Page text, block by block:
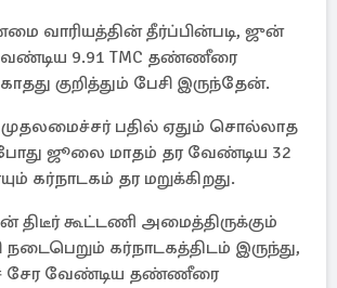
வாரியத்தின் தீர்ப்பின்படி, ஜுன்
9.91 TMC தண்ணீரை
குறித்தும் பேசி இருந்தேன்.
பதில் ஏதும் சொல்லாத
ஜூலை மாதம் தர வேண்டிய 32
கர்நாடகம் தர மறுக்கிறது.
திடீர் கூட்டணி அமைத்திருக்கும்
நடைபெறும் கர்நாடகத்திடம் இருந்து,
சேர வேண்டிய தண்ணீரை